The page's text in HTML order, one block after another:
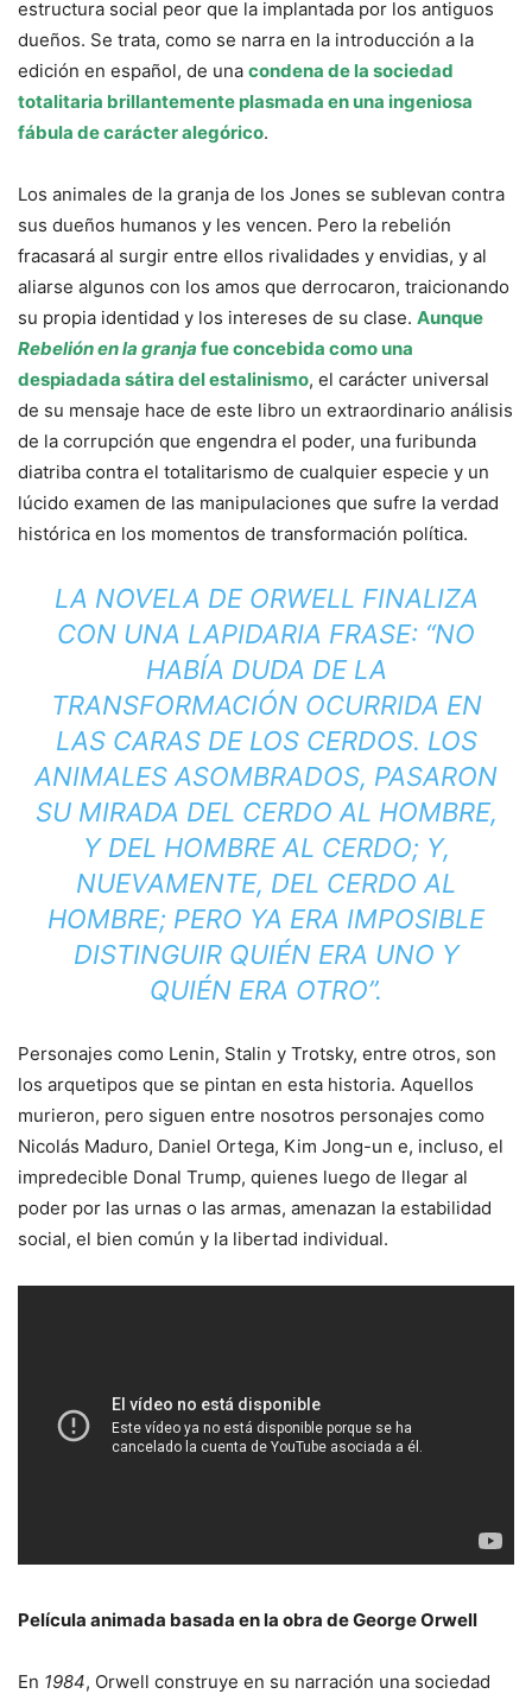
estructura social peor que la implantada por los antiguos
dueños. Se trata, como se narra en la introducción a la
edición en español, de una condena de la sociedad
totalitaria brillantemente plasmada en una ingeniosa
fábula de carácter alegórico.
Los animales de la granja de los Jones se sublevan contra
sus dueños humanos y les vencen. Pero la rebelión
fracasará al surgir entre ellos rivalidades y envidias, y al
aliarse algunos con los amos que derrocaron, traicionando
su propia identidad y los intereses de su clase. Aunque
Rebelión en la granja fue concebida como una
despiadada sátira del estalinismo, el carácter universal
de su mensaje hace de este libro un extraordinario análisis
de la corrupción que engendra el poder, una furibunda
diatriba contra el totalitarismo de cualquier especie y un
lúcido examen de las manipulaciones que sufre la verdad
histórica en los momentos de transformación política.
LA NOVELA DE ORWELL FINALIZA
CON UNA LAPIDARIA FRASE: “NO
HABÍA DUDA DE LA
TRANSFORMACIÓN OCURRIDA EN
LAS CARAS DE LOS CERDOS. LOS
ANIMALES ASOMBRADOS, PASARON
SU MIRADA DEL CERDO AL HOMBRE,
Y DEL HOMBRE AL CERDO; Y,
NUEVAMENTE, DEL CERDO AL
HOMBRE; PERO YA ERA IMPOSIBLE
DISTINGUIR QUIÉN ERA UNO Y
QUIÉN ERA OTRO”.
Personajes como Lenin, Stalin y Trotsky, entre otros, son
los arquetipos que se pintan en esta historia. Aquellos
murieron, pero siguen entre nosotros personajes como
Nicolás Maduro, Daniel Ortega, Kim Jong-un e, incluso, el
impredecible Donal Trump, quienes luego de llegar al
poder por las urnas o las armas, amenazan la estabilidad
social, el bien común y la libertad individual.
Película animada basada en la obra de George Orwell
En 1984, Orwell construye en su narración una sociedad